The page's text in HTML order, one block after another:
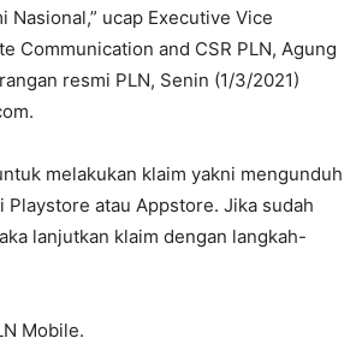
Nasional,” ucap Executive Vice
Communication and CSR PLN, Agung
resmi PLN, Senin (1/3/2021)
melakukan klaim yakni mengunduh
Playstore atau Appstore. Jika sudah
lanjutkan klaim dengan langkah-
Mobile.